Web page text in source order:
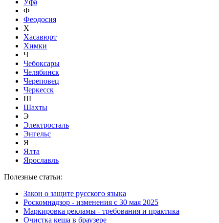
Уфа
Ф
Феодосия
Х
Хасавюрт
Химки
Ч
Чебоксары
Челябинск
Череповец
Черкесск
Ш
Шахты
Э
Электросталь
Энгельс
Я
Ялта
Ярославль
Полезные статьи:
Закон о защите русского языка
Роскомнадзор - изменения с 30 мая 2025
Маркировка рекламы - требования и практика
Очистка кеша в браузере